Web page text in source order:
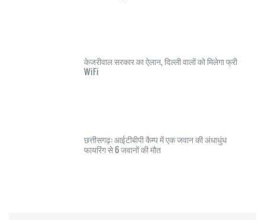
केजरीवाल सरकार का ऐलान, दिल्ली वालों को मिलेगा फ्री
WiFi
छत्तीसगढ़: आईटीबीपी कैम्प में एक जवान की अंधाधुंध
फायरिंग से 6 जवानों की मौत